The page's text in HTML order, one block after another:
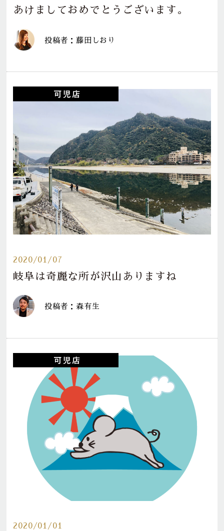
あけましておめでとうございます。
投稿者：藤田しおり
2020/01/07
岐阜は奇麗な所が沢山ありますね
投稿者：森有生
2020/01/01